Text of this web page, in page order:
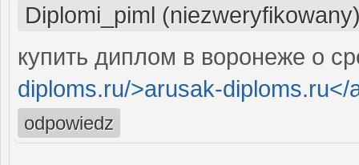
Diplomi_piml
купить диплом в воронеже о
diploms.ru/>arusak-diploms.ru</
odpowiedz